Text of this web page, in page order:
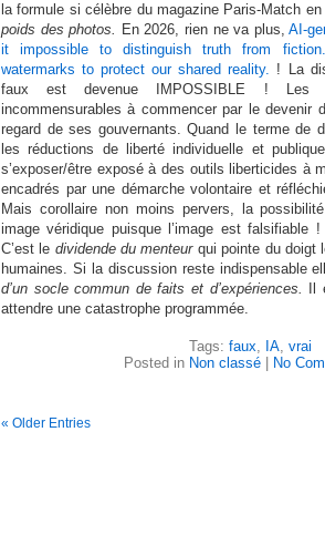
la formule si célèbre du magazine Paris-Match en
poids des photos. En 2026, rien ne va plus,AI-
it impossible to distinguish truth from
watermarks to protect our shared reality. ! La
faux est devenue IMPOSSIBLE ! Les
incommensurables à commencer par le devenir
regard de ses gouvernants. Quand le terme de
les réductions de liberté individuelle et
s’exposer/être exposé à des outils liberticides à
encadrés par une démarche volontaire et
Mais corollaire non moins pervers, la
image véridique puisque l’image est falsifiable
C’est le dividende du menteurqui pointe du doigt
humaines. Si la discussion reste indispensable
d’un socle commun de faits et d’expériences.
Il
attendre une catastrophe programmée.
Tags: faux, IA, vrai
Posted in Non classé| No
« Older Entries